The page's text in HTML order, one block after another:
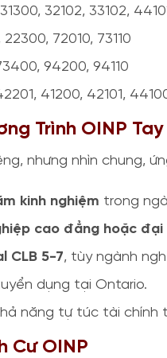
32102, 33102,
72010, 73110
94200, 94110
41200, 42101,
Trình OINP
nhưng nhìn chung,
kinh nghiệm trong
cao đẳng hoặc đại
CLB 5-7, tùy ngành
dụng tại Ontario.
năng tự túc tài chính
Cư OINP